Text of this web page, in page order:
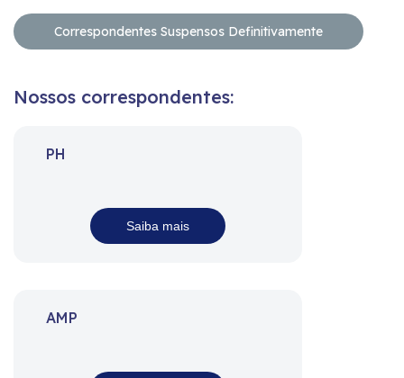
Correspondentes Suspensos Definitivamente
Nossos correspondentes:
PH
Saiba mais
AMP